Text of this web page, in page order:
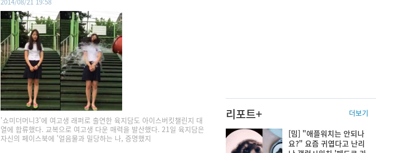
'쇼미더머니3'에 여고생 래퍼로 출연한 육지담도 아이스버킷챌린지 대
열에 합류했다. 교복으로 여고생 다운 매력을 발산했다. 21일 육지담은
자신의 페이스북에 '얼음물과 밀당하는 나, 증명했지
리포트+ 더보기
[밈] "애플워치는 안되나
요?" 요즘 귀엽다고 난리